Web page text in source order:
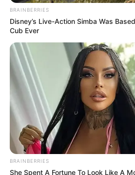
BRAINBERRIES
Disney’s Live-Action Simba Was
Cub Ever
BRAINBERRIES
She Spent A Fortune To Look Like A